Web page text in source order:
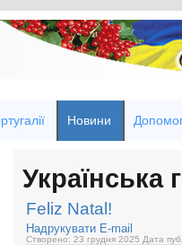
Новини
Українська
Feliz Natal!
Надрукувати E-mail
Створено: 23 грудня 2025 Дата